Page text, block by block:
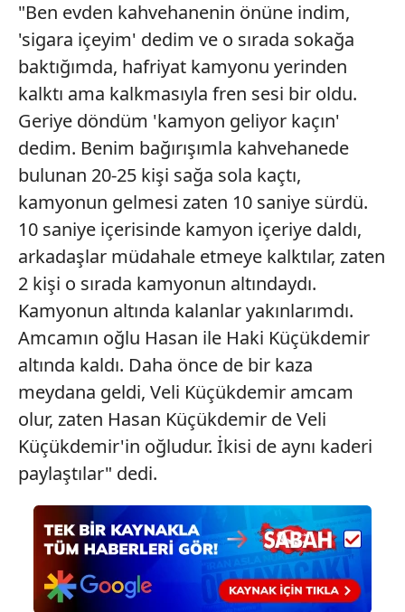
gösterilmeyecektir."
Sizlere daha iyi bir hizmet sunabilmek için İnternet
Sitemizde kendimize ve üçüncü kişilere ait çerezler
kullanılmaktadır. Bu çerezler vasıtasıyla çeşitli kişisel
verileriniz işlenmekte olup gerekli olan çerezler bilgi
toplumu hizmetlerinin sunulması amacıyla
kullanılmaktadır. Diğer çerezler, sitemizin daha işlevsel
kılınması ve kişiselleştirilmesi ve sizlere yönelik
reklam/pazarlama faaliyetlerinin yapılması, amaçlarıyla
sınırlı olarak açık rızanız dahilinde kullanılacaktır.
Çerezlere ilişkin tercihlerinizi aşağıda yer alan panel
vasıtasıyla belirleyebilirsiniz. Çerezlere ilişkin detaylı bilgi
için Ayarlar butonuna tıklayabilir,Çerez Bilgilendirme
Metnimiziziyaret edebilirsiniz.
6698 sayılı Kişisel Verilerin Korunması Kanunu uyarınca
hazırlanmış Aydınlatma Metnimizi okumak ve sitemizde
ilgili mevzuata uygun olarak kullanılan çerezlerle ilgili bilgi
almak için lütfen tıklayınız.
"Ben evden kahvehanenin önüne indim,
'sigara içeyim' dedim ve o sırada sokağa
baktığımda, hafriyat kamyonu yerinden
kalktı ama kalkmasıyla fren sesi bir oldu.
Geriye döndüm 'kamyon geliyor kaçın'
dedim. Benim bağırışımla kahvehanede
bulunan 20-25 kişi sağa sola kaçtı,
kamyonun gelmesi zaten 10 saniye sürdü.
10 saniye içerisinde kamyon içeriye daldı,
arkadaşlar müdahale etmeye kalktılar, zaten
2 kişi o sırada kamyonun altındaydı.
Kamyonun altında kalanlar yakınlarımdı.
Amcamın oğlu Hasan ile Haki Küçükdemir
altında kaldı. Daha önce de bir kaza
meydana geldi, Veli Küçükdemir amcam
olur, zaten Hasan Küçükdemir de Veli
Küçükdemir'in oğludur. İkisi de aynı kaderi
paylaştılar" dedi.